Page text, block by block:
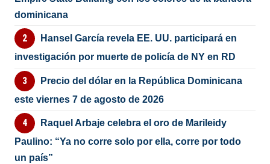
dominicana
Hansel García revela EE. UU. participará en
investigación por muerte de policía de NY en RD
Precio del dólar en la República Dominicana
este viernes 7 de agosto de 2026
Raquel Arbaje celebra el oro de Marileidy
Paulino: “Ya no corre solo por ella, corre por todo
un país”